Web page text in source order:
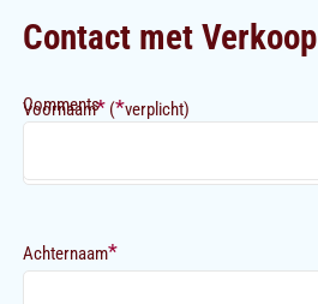
Contact met Verkoop
Comments
Voornaam* (*verplicht)
Achternaam*